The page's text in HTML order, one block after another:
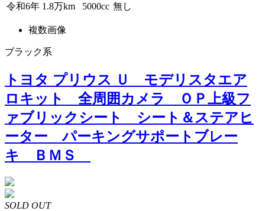
令和6年 1.8万km 5000cc 無し
複数画像
ブラック系
トヨタ プリウス Ｕ モデリスタエア
ロキット 全周囲カメラ ＯＰ上級フ
ァブリックシート シート＆ステアヒ
ーター パーキングサポートブレー
キ ＢＭＳ
SOLD OUT